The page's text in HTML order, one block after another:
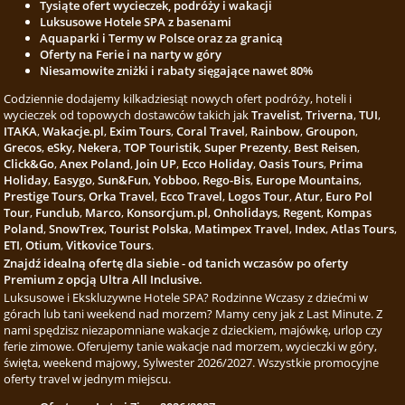
Tysiąte ofert wycieczek, podróży i wakacji
Luksusowe Hotele SPA z basenami
Aquaparki i Termy w Polsce oraz za granicą
Oferty na Ferie i na narty w góry
Niesamowite zniżki i rabaty sięgające nawet 80%
Codziennie dodajemy kilkadziesiąt nowych ofert podróży, hoteli i
wycieczek od topowych dostawców takich jakTravelist,Triverna,TUI,
ITAKA,Wakacje.pl, Exim Tours,Coral Travel, Rainbow,Groupon,
Grecos,eSky, Nekera,TOP Touristik,Super Prezenty, Best Reisen,
Click&Go,Anex Poland, Join UP, Ecco Holiday,Oasis Tours, Prima
Holiday, Easygo,Sun&Fun,Yobboo, Rego-Bis, Europe Mountains,
Prestige Tours,Orka Travel, Ecco Travel, Logos Tour,Atur, Euro Pol
Tour, Funclub, Marco, Konsorcjum.pl,Onholidays, Regent, Kompas
Poland,SnowTrex,Tourist Polska, Matimpex Travel, Index,Atlas Tours,
ETI,Otium,Vitkovice Tours.
Znajdź idealną ofertę dla siebie - od tanich wczasów po oferty
Premium z opcją Ultra All Inclusive.
Luksusowe i Ekskluzywne Hotele SPA? Rodzinne Wczasy z dziećmi w
górach lub tani weekend nad morzem? Mamy ceny jak z Last Minute. Z
nami spędzisz niezapomniane wakacje z dzieckiem, majówkę, urlop czy
ferie zimowe. Oferujemy tanie wakacje nad morzem, wycieczki w góry,
święta, weekend majowy, Sylwester 2026/2027. Wszystkie promocyjne
oferty travel w jednym miejscu.